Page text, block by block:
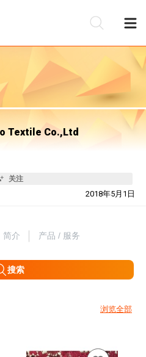
Textile Co.,Ltd
关注
2018年5月1日
简介 产品 / 服务
搜索
浏览全部